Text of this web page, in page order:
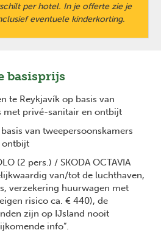
per hotel. In je offerte zie je
eventuele kinderkorting.
basisprijs
te Reykjavík op basis van
met privé-sanitair en ontbijt
van tweepersoonskamers
ontbijt
(2 pers.) / SKODA OCTAVIA
van/tot de luchthaven,
verzekering huurwagen met
risico ca. € 440), de
zijn op IJsland nooit
info”.